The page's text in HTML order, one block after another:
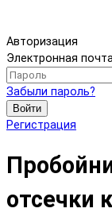
Авторизация
Электронная
Забыли пароль?
Войти
Регистрация
отсечки